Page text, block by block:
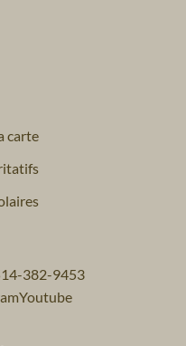
carte
382-9453
Youtube